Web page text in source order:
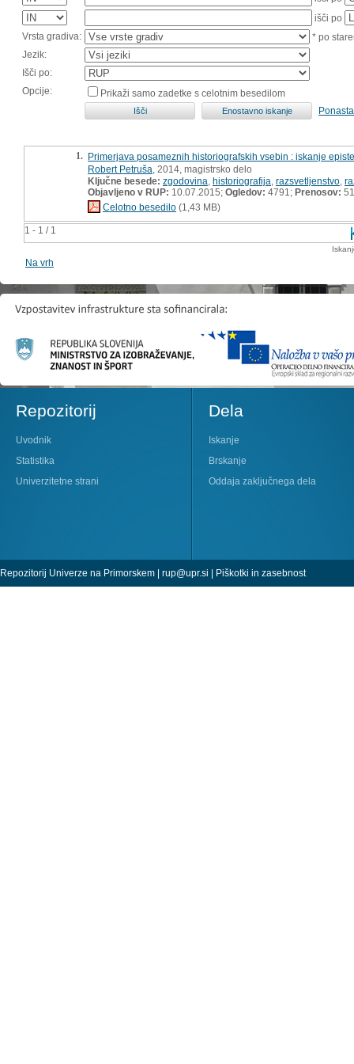
išči po
Vrsta gradiva:
* po
Jezik:
Išči po:
Opcije:
Prikaži samo zadetke s celotnim besedilom
1 - 1 / 1
1. Primerjava posameznih historiografskih vsebin : iskanje
Robert Petruša , 2014, magistrsko delo
Ključne besede: zgodovina historiografija razsvetljenstvo
Objavljeno v RUP: 10.07.2015; Ogledov: 4791; Prenosov: 51
Celotno besedilo (1,43 MB)
Na vrh
Repozitorij
Uvodnik
Statistika
Univerzitetne strani
Dela
Iskanje
Brskanje
Oddaja zaključnega dela
Repozitorij Univerze na Primorskem | rup@upr.si | Piškotki in zasebnost